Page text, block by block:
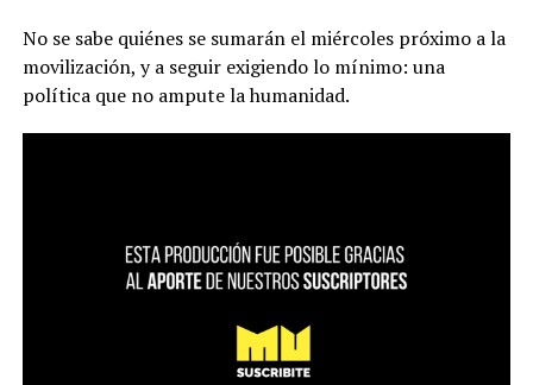
No se sabe quiénes se sumarán el miércoles próximo a la
movilización, y a seguir exigiendo lo mínimo: una
política que no ampute la humanidad.